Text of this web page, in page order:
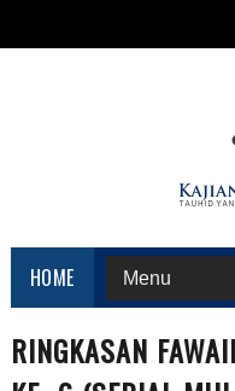
HOME
RINGKASAN